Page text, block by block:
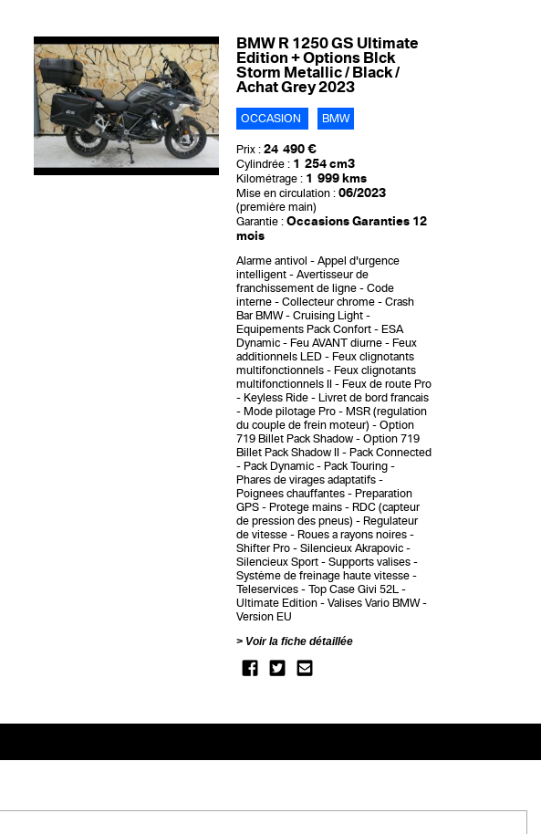
BMW R 1250 GS Ultimate
Edition + Options Blck
Storm Metallic / Black /
Achat Grey 2023
OCCASION BMW
Prix : 24 490 €
Cylindrée : 1 254 cm3
Kilométrage : 1 999 kms
Mise en circulation : 06/2023
(première main)
Garantie : Occasions Garanties 12
mois
Alarme antivol
Appel d'urgence
intelligent
Avertisseur de
franchissement de ligne
Code
interne
Collecteur chrome
Crash
Bar BMW
Cruising Light
Equipements Pack Confort
ESA
Dynamic
Feu AVANT diurne
Feux
additionnels LED
Feux clignotants
multifonctionnels
Feux clignotants
multifonctionnels II
Feux de route Pro
Keyless Ride
Livret de bord francais
Mode pilotage Pro
MSR (regulation
du couple de frein moteur)
Option
719 Billet Pack Shadow
Option 719
Billet Pack Shadow II
Pack Connected
Pack Dynamic
Pack Touring
Phares de virages adaptatifs
Poignees chauffantes
Preparation
GPS
Protege mains
RDC (capteur
de pression des pneus)
Regulateur
de vitesse
Roues a rayons noires
Shifter Pro
Silencieux Akrapovic
Silencieux Sport
Supports valises
Système de freinage haute vitesse
Teleservices
Top Case Givi 52L
Ultimate Edition
Valises Vario BMW
Version EU
Voir la fiche détaillée